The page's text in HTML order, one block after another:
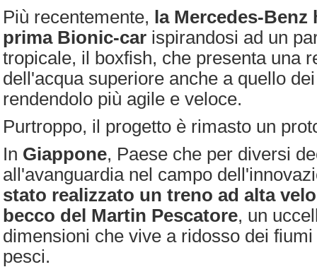
Più recentemente, la Mercedes-
prima Bionic-car ispirandosi ad un
tropicale, il boxfish, che presenta una
dell'acqua superiore anche a quello
rendendolo più agile e veloce.
Purtroppo, il progetto è rimasto un
In Giappone, Paese che per diversi
all'avanguardia nel campo
stato realizzato un treno ad alta
becco del Martin Pescatore, un
dimensioni che vive a ridosso dei
pesci.